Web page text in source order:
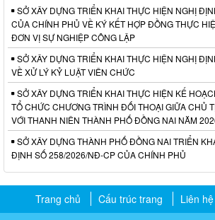
SỞ XÂY DỰNG TRIỂN KHAI THỰC HIỆN NGHỊ
CỦA CHÍNH PHỦ VỀ KÝ KẾT HỢP ĐỒNG THỰC
ĐƠN VỊ SỰ NGHIỆP CÔNG LẬP
SỞ XÂY DỰNG TRIỂN KHAI THỰC HIỆN NGHỊ
VỀ XỬ LÝ KỶ LUẬT VIÊN CHỨC
SỞ XÂY DỰNG TRIỂN KHAI THỰC HIỆN KẾ
TỔ CHỨC CHƯƠNG TRÌNH ĐỐI THOẠI GIỮA CHỦ
VỚI THANH NIÊN THÀNH PHỐ ĐỒNG NAI NĂM
SỞ XÂY DỰNG THÀNH PHỐ ĐỒNG NAI TRIỂN
ĐỊNH SỐ 258/2026/NĐ-CP CỦA CHÍNH PHỦ
Trang chủ Cấu trúc trang Liên hệ